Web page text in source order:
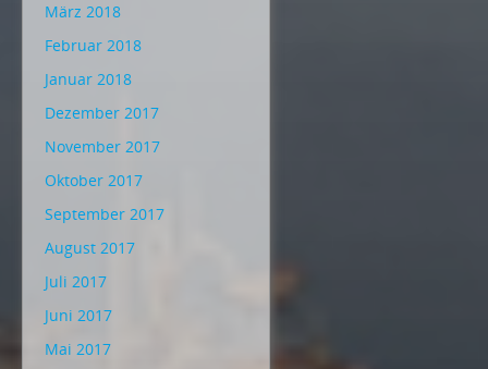
März 2018
Februar 2018
Januar 2018
Dezember 2017
November 2017
Oktober 2017
September 2017
August 2017
Juli 2017
Juni 2017
Mai 2017